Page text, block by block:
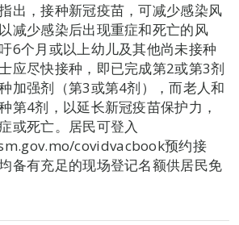
出，接种新冠疫苗，可减少感染风
减少感染后出现重症和死亡的风
6个月或以上幼儿及其他尚未接种
应尽快接种，即已完成第2或第3剂
加强剂（第3或第4剂），而老人和
第4剂，以延长新冠疫苗保护力，
或死亡。居民可登入
covidvacbook预约接
备有充足的现场登记名额供居民免